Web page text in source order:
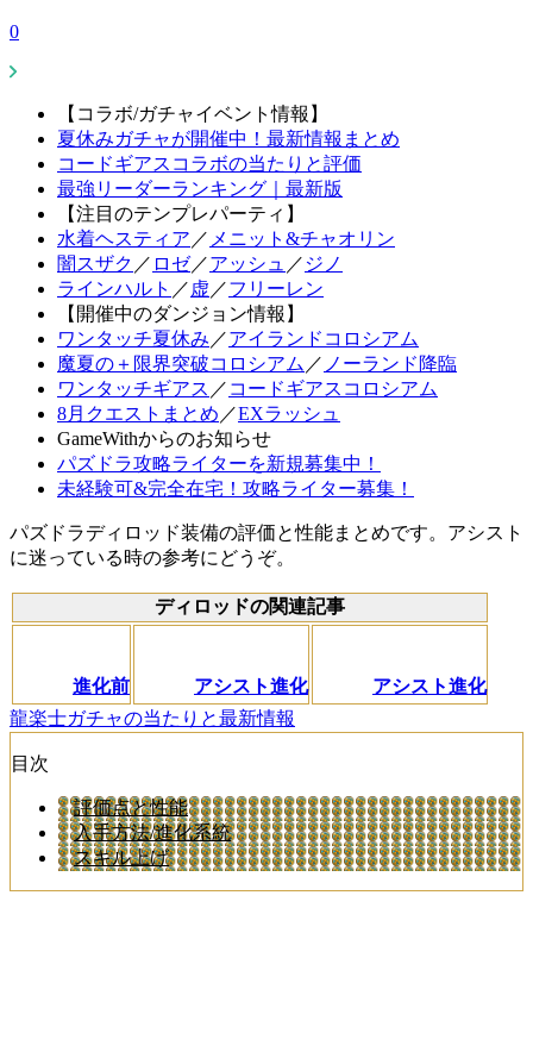
0
【コラボ/ガチャイベント情報】
夏休みガチャが開催中！最新情報まとめ
コードギアスコラボの当たりと評価
最強リーダーランキング｜最新版
【注目のテンプレパーティ】
水着ヘスティア ／ メニット&チャオリン
闇スザク ／ ロゼ／アッシュ ／ ジノ
ラインハルト ／ 虚 ／フリーレン
【開催中のダンジョン情報】
ワンタッチ夏休み ／アイランドコロシアム
魔夏の＋限界突破コロシアム ／ ノーランド降臨
ワンタッチギアス ／ コードギアスコロシアム
8月クエストまとめ ／EXラッシュ
GameWithからのお知らせ
パズドラ攻略ライターを新規募集中！
未経験可&完全在宅！攻略ライター募集！
パズドラディロッド装備の評価と性能まとめです。アシスト
に迷っている時の参考にどうぞ。
ディロッドの関連記事
進化前 アシスト進化
アシスト進化
龍楽士ガチャの当たりと最新情報
目次
評価点と性能
入手方法/進化系統
スキル上げ